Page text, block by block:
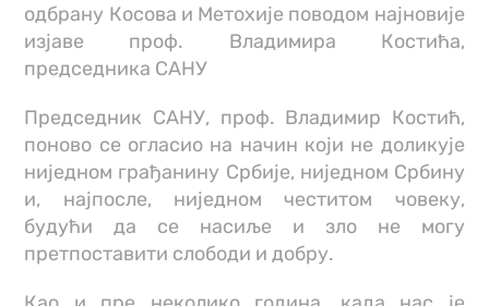
одбрану Косова и Метохије поводом најновије
изјаве проф. Владимира Костића,
председника САНУ
Председник САНУ, проф. Владимир Костић,
поново се огласио на начин који не доликује
ниједном грађанину Србије, ниједном Србину
и, најпосле, ниједном честитом човеку,
будући да се насиље и зло не могу
претпоставити слободи и добру.